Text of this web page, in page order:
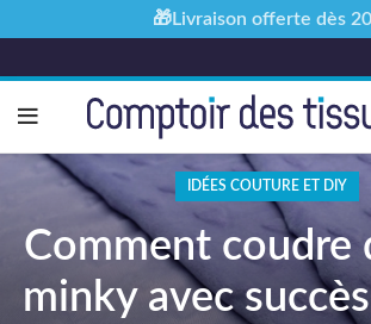
IDÉES COUTURE ET DIY
Comment coudre
minky avec
🎁Livraison offerte dès